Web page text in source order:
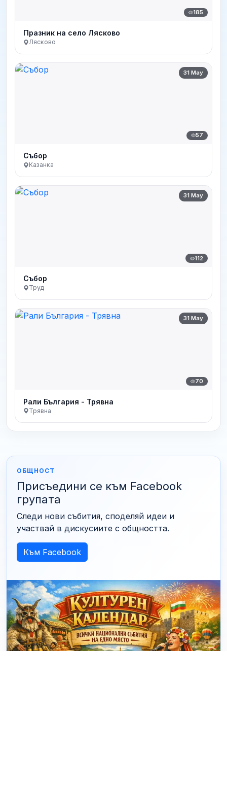
185
Празник на село Лясково
Лясково
31 May
57
Събор
Казанка
31 May
112
Събор
Труд
31 May
70
Рали България - Трявна
Трявна
ОБЩНОСТ
Присъедини се към Facebook
групата
Следи нови събития, споделяй идеи и
участвай в дискусиите с общността.
Към Facebook